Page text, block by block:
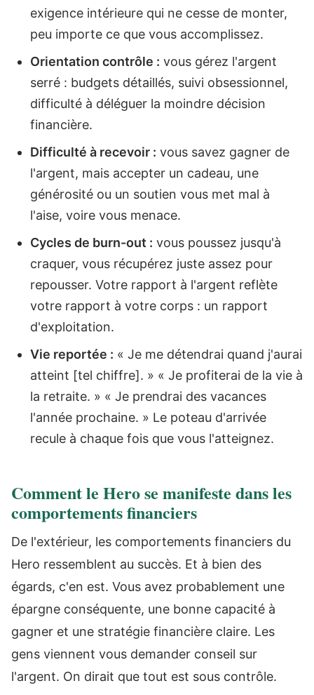
exigence intérieure qui ne cesse de monter,
peu importe ce que vous accomplissez.
Orientation contrôle : vous gérez l'argent
serré : budgets détaillés, suivi obsessionnel,
difficulté à déléguer la moindre décision
financière.
Difficulté à recevoir : vous savez gagner de
l'argent, mais accepter un cadeau, une
générosité ou un soutien vous met mal à
l'aise, voire vous menace.
Cycles de burn-out : vous poussez jusqu'à
craquer, vous récupérez juste assez pour
repousser. Votre rapport à l'argent reflète
votre rapport à votre corps : un rapport
d'exploitation.
Vie reportée : « Je me détendrai quand j'aurai
atteint [tel chiffre]. » « Je profiterai de la vie à
la retraite. » « Je prendrai des vacances
l'année prochaine. » Le poteau d'arrivée
recule à chaque fois que vous l'atteignez.
Comment le Hero se manifeste dans les
comportements financiers
De l'extérieur, les comportements financiers du
Hero ressemblent au succès. Et à bien des
égards, c'en est. Vous avez probablement une
épargne conséquente, une bonne capacité à
gagner et une stratégie financière claire. Les
gens viennent vous demander conseil sur
l'argent. On dirait que tout est sous contrôle.